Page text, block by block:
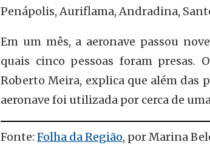
Penápolis, Auriflama, Andradina,
Em um mês, a aeronave passou
quais cinco pessoas foram presas.
Roberto Meira, explica que além das
aeronave foi utilizada por cerca de
Fonte: Folha da Região, por Marina